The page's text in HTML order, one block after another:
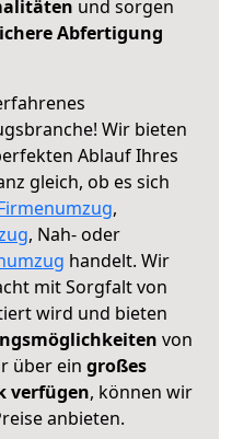
und sorgen
Abfertigung
Wir bieten
Ablauf Ihres
gleich, ob es sich
,
, Nah- oder
handelt. Wir
mit Sorgfalt von
wird und bieten
von
über ein großes
verfügen, können wir
anbieten.